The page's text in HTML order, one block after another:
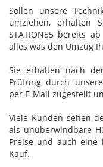
Sollen unsere
umziehen, erhalten
STATION55 bereits
alles was den Umzug
Sie erhalten nach
Prüfung durch
per E-Mail zugestellt
Viele Kunden sehen
als unüberwindbare
Preise und auch eine
Kauf.